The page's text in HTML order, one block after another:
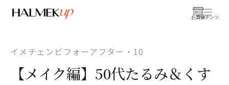
お買物
コンテンツ
イメチェンビフォーアフター・10
【メイク編】50代たるみ＆くす